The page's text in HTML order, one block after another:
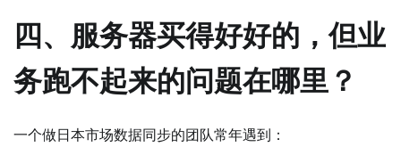
四、服务器买得好好的，但业
务跑不起来的问题在哪里？
一个做日本市场数据同步的团队常年遇到：